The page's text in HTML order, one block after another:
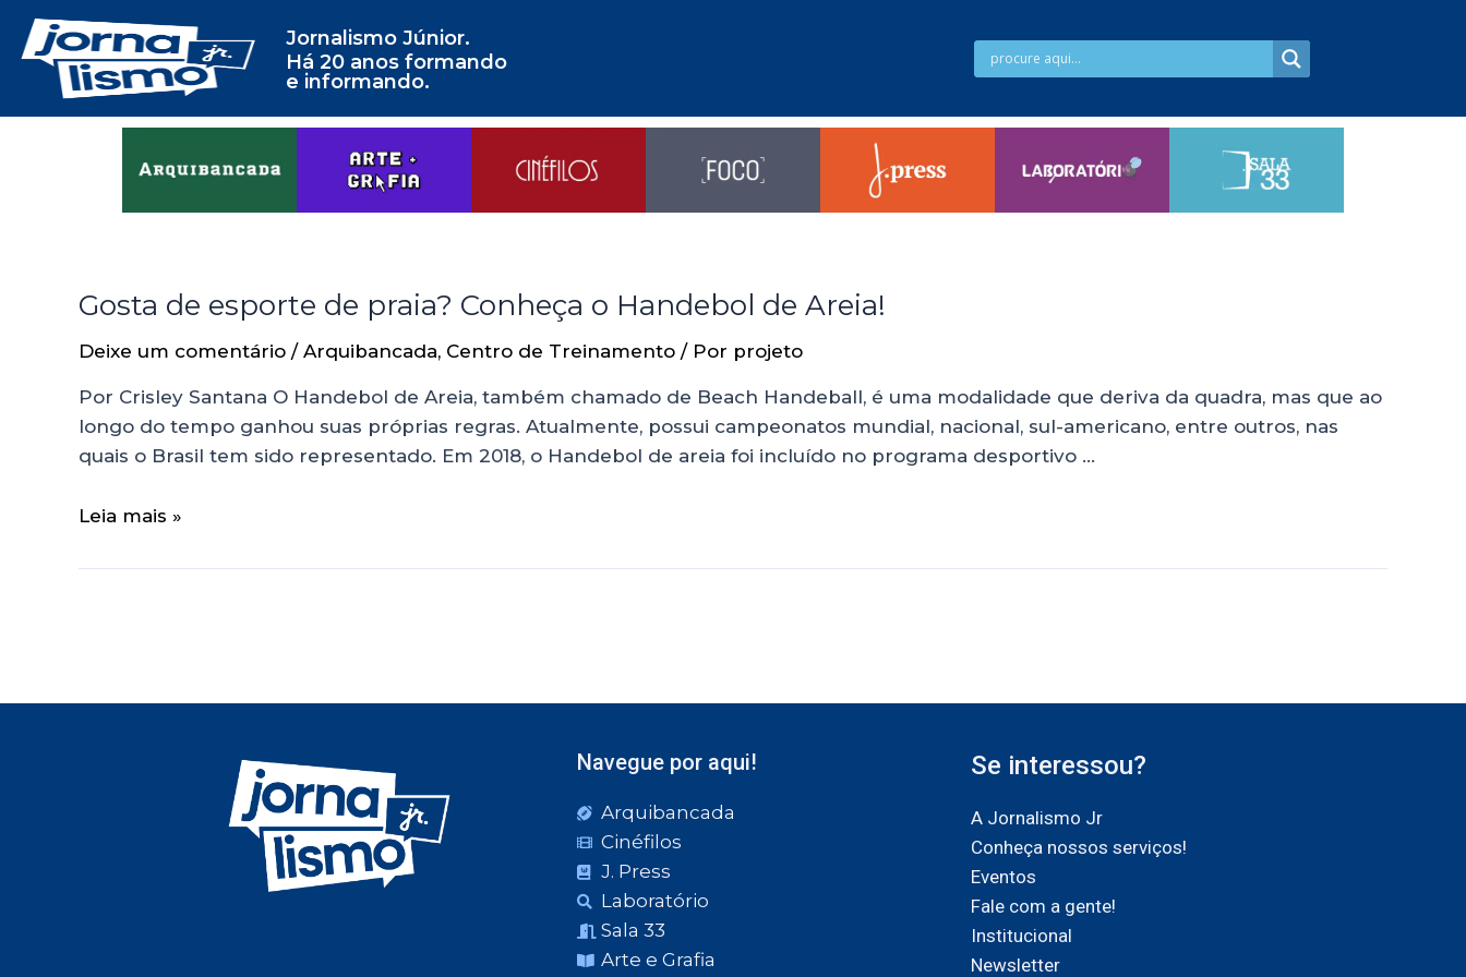
Jornalismo Júnior.
Há 20 anos formando
e informando.
Gosta de esporte de praia? Conheça o Handebol de Areia!
Deixe um comentário / Arquibancada, Centro de Treinamento / Por projeto
Por Crisley Santana O Handebol de Areia, também chamado de Beach Handeball, é uma modalidade que deriva da quadra, mas que ao
longo do tempo ganhou suas próprias regras. Atualmente, possui campeonatos mundial, nacional, sul-americano, entre outros, nas
quais o Brasil tem sido representado. Em 2018, o Handebol de areia foi incluído no programa desportivo …
Leia mais »
Navegue por aqui!
Arquibancada
Cinéfilos
J. Press
Laboratório
Sala 33
Arte e Grafia
Se interessou?
A Jornalismo Jr
Conheça nossos serviços!
Eventos
Fale com a gente!
Institucional
Newsletter